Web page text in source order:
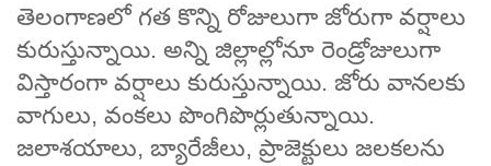
తెలంగాణలో గత కొన్ని రోజులుగా జోరుగా వర్షాలు
కురుస్తున్నాయి. అన్ని జిల్లాల్లోనూ రెండ్రోజులుగా
విస్తారంగా వర్షాలు కురుస్తున్నాయి. జోరు వానలకు
వాగులు, వంకలు పొంగిపొర్లుతున్నాయి.
జలాశయాలు, బ్యారేజీలు, ప్రాజెక్టులు జలకలను